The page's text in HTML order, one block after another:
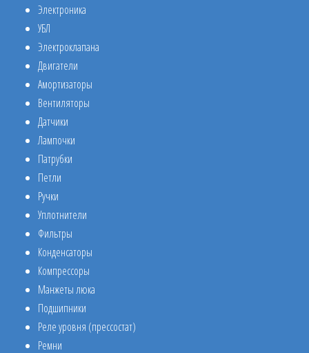
Электроника
УБЛ
Электроклапана
Двигатели
Амортизаторы
Вентиляторы
Датчики
Лампочки
Патрубки
Петли
Ручки
Уплотнители
Фильтры
Конденсаторы
Компрессоры
Манжеты люка
Подшипники
Реле уровня (прессостат)
Ремни